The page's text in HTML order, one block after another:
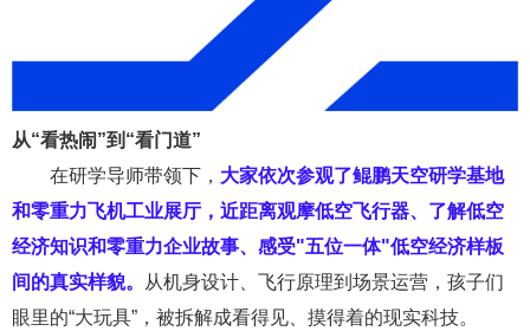
从“看热闹”到“看门道”
在研学导师带领下， 大家依次参观了鲲鹏天空研学基地
和零重力飞机工业展厅， 近距离观摩低空飞行器、了解低空
经济知识和零重力企业故事、感受"五位一体"低空经济样板
间的真实样貌。 从机身设计、 飞行原理到 场景运营，孩子们
眼里的“大玩具” ， 被拆解成看得见、摸得着的现实科技。